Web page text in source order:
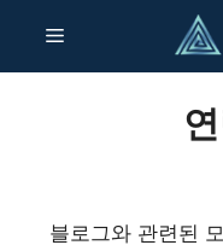
츠
메
블로그와 관련된